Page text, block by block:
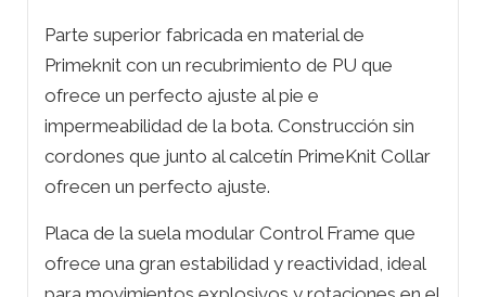
Parte superior fabricada en material de
Primeknit con un recubrimiento de PU que
ofrece un perfecto ajuste al pie e
impermeabilidad de la bota. Construcción sin
cordones que junto al calcetín PrimeKnit Collar
ofrecen un perfecto ajuste.
Placa de la suela modular Control Frame que
ofrece una gran estabilidad y reactividad, ideal